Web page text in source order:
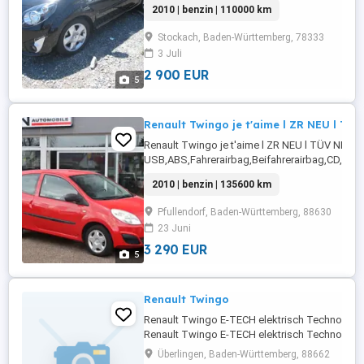
5
...
2010 | benzin | 110000 km
Stockach, Baden-Württemberg, 78333
3 Juli
2 900 EUR
5
Renault Twingo je t'aime l ZR NEU l TÜV
Renault Twingo je t'aime l ZR NEU l TÜV NEU
neu,ScheckheftgepflegtDetails: Weitere Infos
2010 | benzin | 135600 km
Pfullendorf, Baden-Württemberg, 88630
23 Juni
3 290 EUR
Renault Twingo
Renault Twingo E-TECH elektrisch Techno
Renault Twingo E-TECH elektrisch Techno
RangeAUSRÜSTUNG: Einparkhilfe Sensoren
Überlingen, Baden-Württemberg, 88662